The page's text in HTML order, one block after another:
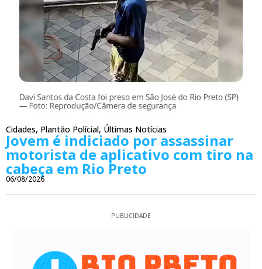
Cidades, Plantão Polícial, Últimas Notícias
Jovem é indiciado por assassinar
motorista de aplicativo com tiro na
cabeça em Rio Preto
06/08/2026
PUBLICIDADE